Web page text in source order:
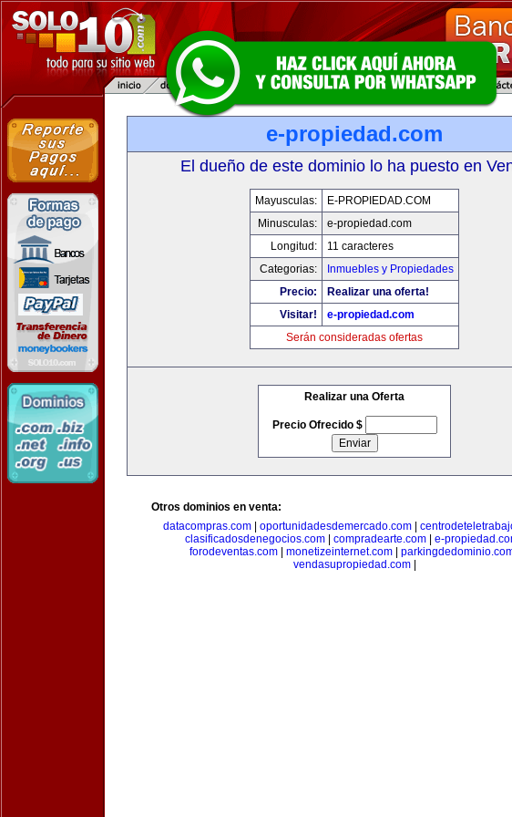
e-propiedad.com
El dueño de este dominio lo ha puesto en
Mayusculas:
E-PROPIEDAD.COM
Minusculas:
e-propiedad.com
Longitud:
11 caracteres
Categorias:
Inmuebles y Propiedades
Precio:
Realizar una oferta!
Visitar!
e-propiedad.com
Serán consideradas ofertas
Realizar una Oferta
Precio Ofrecido $
Otros dominios en venta:
datacompras.com
oportunidadesdemercado.com
clasificadosdenegocios.com| compradearte.com| e-
forodeventas.com| monetizeinternet.com|
vendasupropiedad.com|